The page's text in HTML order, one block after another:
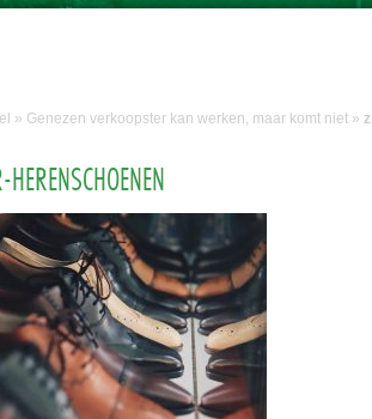
» Genezen verkoopster kan werken, maar komt niet »